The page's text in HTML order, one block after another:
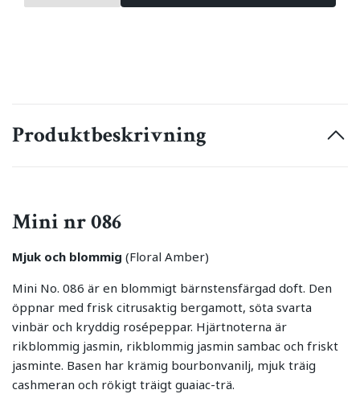
Produktbeskrivning
Mini nr 086
Mjuk och blommig (Floral Amber)
Mini No. 086 är en blommigt bärnstensfärgad doft. Den
öppnar med frisk citrusaktig bergamott, söta svarta
vinbär och kryddig rosépeppar. Hjärtnoterna är
rikblommig jasmin, rikblommig jasmin sambac och friskt
jasminte. Basen har krämig bourbonvanilj, mjuk träig
cashmeran och rökigt träigt guaiac-trä.